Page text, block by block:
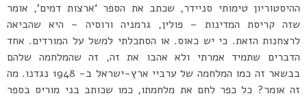
ההיסטוריון טימותי סניידר, שכתב את הספר ‘ארצות דמים’, אומר
שזה קריסת המדינות – פולין, גרמניה ורוסיה – היא שהביאה
לרצחנות הזאת. כי יש כאוס. או הסתכלתי למשל על המורדים. אחד
הדברים שתמיד אמרתי ולא אהבו את זה, זה שהמלחמה שלהם
בבשאר זה כמו המלחמה של ערביי ארץ-ישראל ב- 1948 נגדנו. מה
זה אומר? כל כפר לחם את מלחמתו, כמו שכותב בני מוריס בספר